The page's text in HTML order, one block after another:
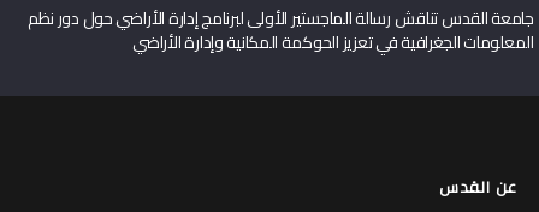
جامعة القدس تناقش رسالة الماجستير الأولى لبرنامج إدارة الأراضي حول دور نظم
المعلومات الجغرافية في تعزيز الحوكمة المكانية وإدارة الأراضي
عن القدس